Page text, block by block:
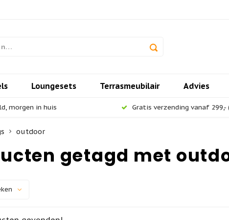
Loungesets Terrasmeubilair Advies
morgen in huis Gratis verzending vanaf 299,-
outdoor
getagd met